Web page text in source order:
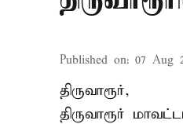
Published on: 07 Aug
திருவாரூர்,
திருவாரூர்